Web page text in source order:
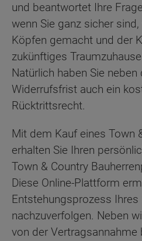
und beantwortet Ihre
wenn Sie ganz sicher
Köpfen gemacht und der
zukünftiges
Natürlich haben Sie
Widerrufsfrist auch ein
Rücktrittsrecht.
Mit dem Kauf eines Town
erhalten Sie Ihren
Town & Country
Diese Online-Plattform
Entstehungsprozess Ihres
nachzuverfolgen. Neben
von der Vertragsannahme